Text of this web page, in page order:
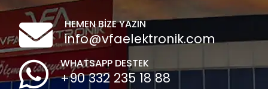
HEMEN BİZE YAZIN
info@vfaelektronik.com
WHATSAPP DESTEK
+90 332 235 18 88